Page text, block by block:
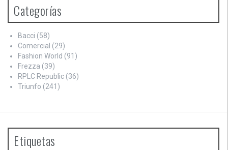
Categorías
Bacci (58)
Comercial (29)
Fashion World (91)
Frezza (39)
RPLC Republic (36)
Triunfo (241)
Etiquetas